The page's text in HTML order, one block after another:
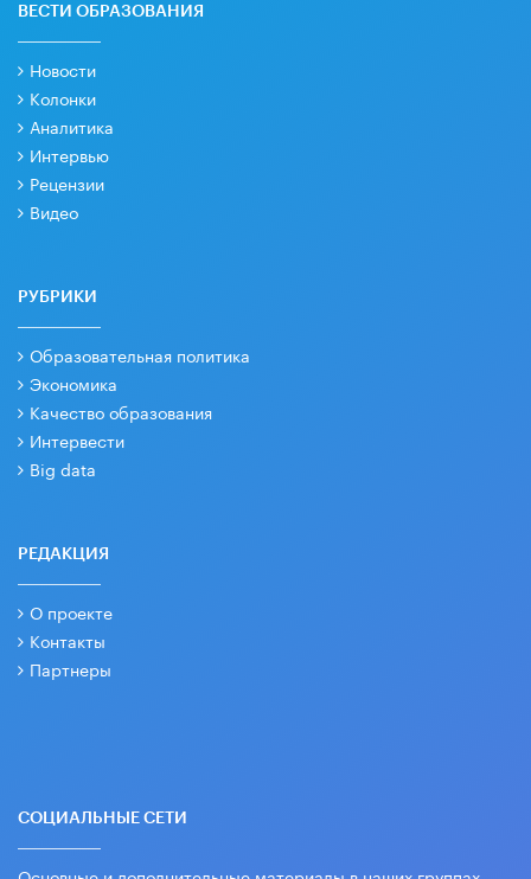
ВЕСТИ ОБРАЗОВАНИЯ
Новости
Колонки
Аналитика
Интервью
Рецензии
Видео
РУБРИКИ
Образовательная политика
Экономика
Качество образования
Интервести
Big data
РЕДАКЦИЯ
О проекте
Контакты
Партнеры
СОЦИАЛЬНЫЕ СЕТИ